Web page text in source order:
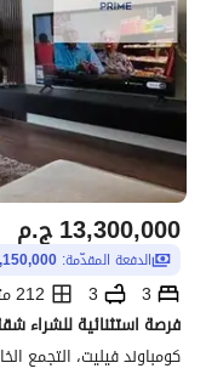
ج.م13,300,000
الدفعة المقدّمة: 9,150,000
3
3
212 متر مربع
كومباوند فيليت، التجمع